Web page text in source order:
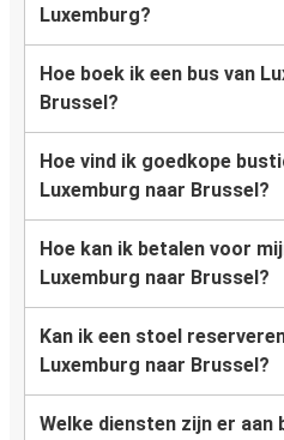
Luxemburg?
Hoe boek ik een bus van
Brussel?
Hoe vind ik goedkope
Luxemburg naar Brussel?
Hoe kan ik betalen voor
Luxemburg naar Brussel?
Kan ik een stoel
Luxemburg naar Brussel?
Welke diensten zijn er aan